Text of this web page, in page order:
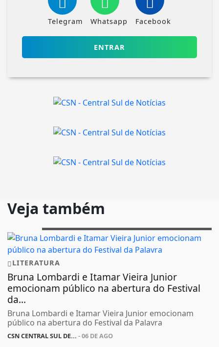
Telegram Whatsapp Facebook
ENTRAR
Veja também
LITERATURA
Bruna Lombardi e Itamar Vieira Junior
emocionam público na abertura do Festival
da...
Bruna Lombardi e Itamar Vieira Junior emocionam
público na abertura do Festival da Palavra
CSN CENTRAL SUL DE... - 06 DE AGO